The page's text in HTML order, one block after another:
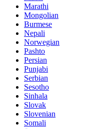
Marathi
Mongolian
Burmese
Nepali
Norwegian
Pashto
Persian
Punjabi
Serbian
Sesotho
Sinhala
Slovak
Slovenian
Somali